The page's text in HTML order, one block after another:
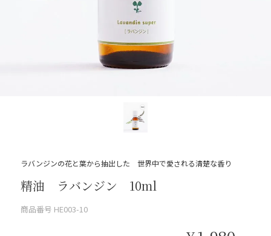
ラバンジンの花と葉から抽出した 世界中で愛される清楚な香り
精油 ラバンジン 10ml
商品番号 HE003-10